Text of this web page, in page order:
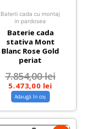
Baterii cada cu montaj
in pardosea
Baterie cada
stativa Mont
Blanc Rose Gold
periat
7.854,00lei
5.473,00 lei
Adaugă în coș